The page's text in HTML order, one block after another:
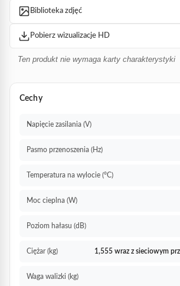
Biblioteka zdjęć
Pobierz wizualizacje HD
Ten produkt nie wymaga karty charakterystyki
Cechy
Napięcie zasilania (V)
Pasmo przenoszenia (Hz)
Temperatura na wylocie (°C)
Moc cieplna (W)
Poziom hałasu (dB)
Ciężar (kg) 1,555 wraz z sieciowym
Waga walizki (kg)